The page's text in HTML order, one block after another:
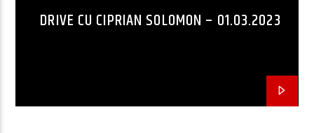
DRIVE CU CIPRIAN SOLOMON – 01.03.2023